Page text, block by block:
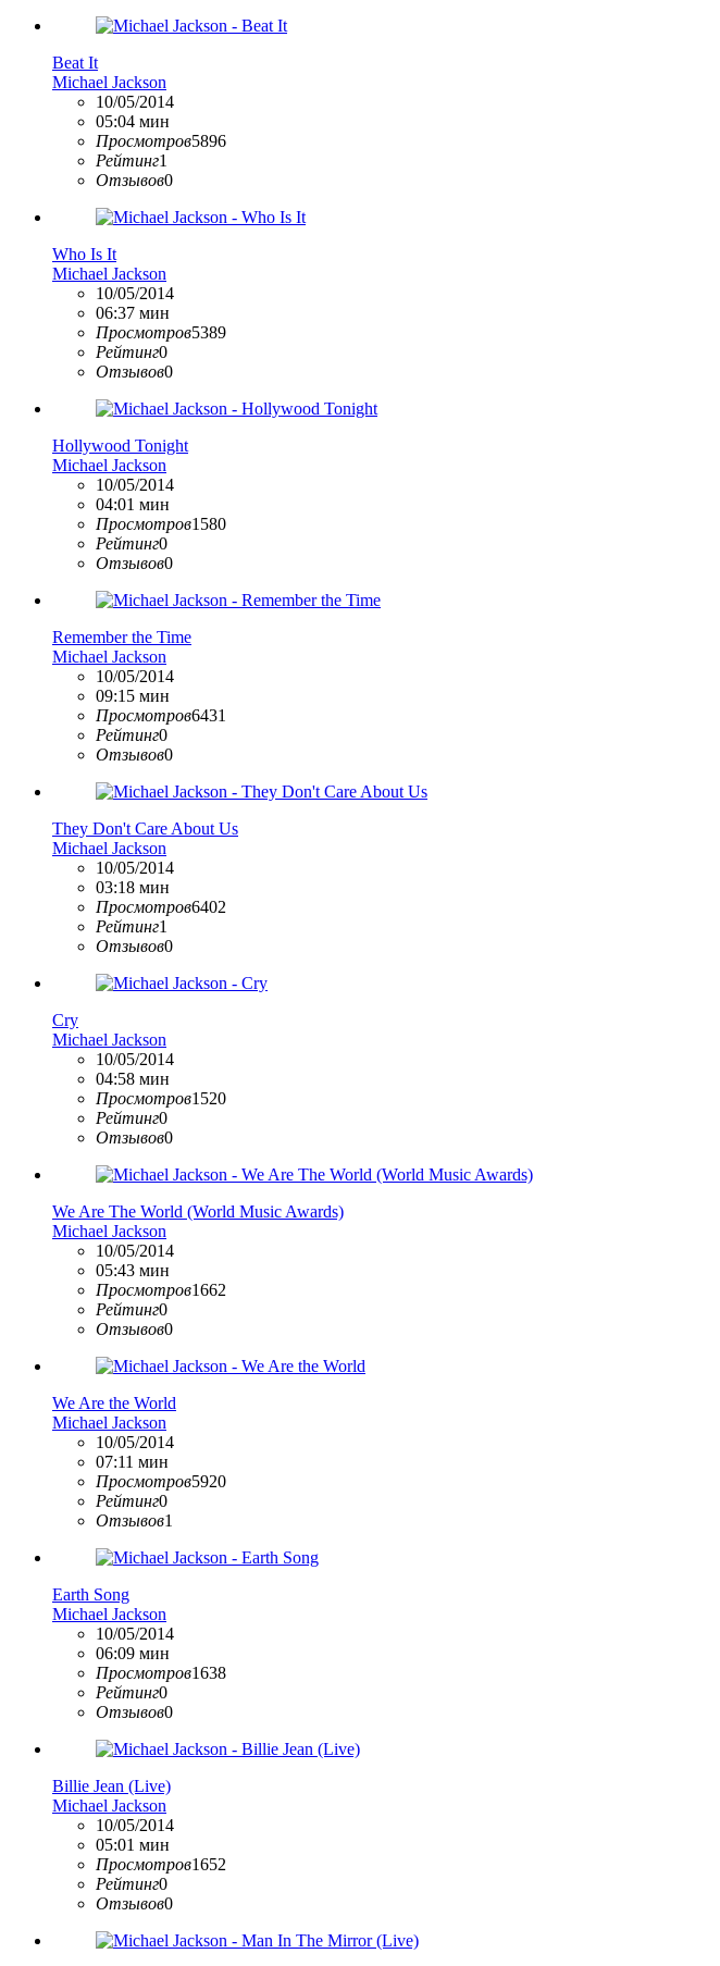
Beat It
Michael Jackson
10/05/2014
05:04 мин
Просмотров5896
Рейтинг1
Отзывов0
Who Is It
Michael Jackson
10/05/2014
06:37 мин
Просмотров5389
Рейтинг0
Отзывов0
Hollywood Tonight
Michael Jackson
10/05/2014
04:01 мин
Просмотров1580
Рейтинг0
Отзывов0
Remember the Time
Michael Jackson
10/05/2014
09:15 мин
Просмотров6431
Рейтинг0
Отзывов0
They Don't Care About Us
Michael Jackson
10/05/2014
03:18 мин
Просмотров6402
Рейтинг1
Отзывов0
Cry
Michael Jackson
10/05/2014
04:58 мин
Просмотров1520
Рейтинг0
Отзывов0
We Are The World (World Music Awards)
Michael Jackson
10/05/2014
05:43 мин
Просмотров1662
Рейтинг0
Отзывов0
We Are the World
Michael Jackson
10/05/2014
07:11 мин
Просмотров5920
Рейтинг0
Отзывов1
Earth Song
Michael Jackson
10/05/2014
06:09 мин
Просмотров1638
Рейтинг0
Отзывов0
Billie Jean (Live)
Michael Jackson
10/05/2014
05:01 мин
Просмотров1652
Рейтинг0
Отзывов0